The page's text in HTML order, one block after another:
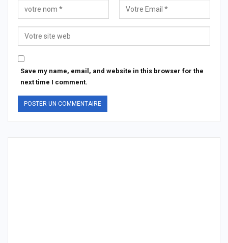
Save my name, email, and website in this browser for the
next time I comment.